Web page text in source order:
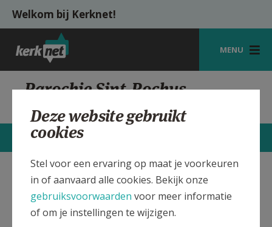
Overslaan en naar de inhoud gaan
Welkom bij Kerknet!
MENU
STARTPAGINA
VIERINGEN
SHOP
ZOEKEN
HULP
Parochie Sint-Rochus
Genenbos
STARTPAGINA
Verbergen
Sint-Rochus, Genenbos
Deze website gebruikt
cookies
Stel voor een ervaring op maat je voorkeuren
in of aanvaard alle cookies. Bekijk onze
gebruiksvoorwaarden voor meer informatie
of om je instellingen te wijzigen.